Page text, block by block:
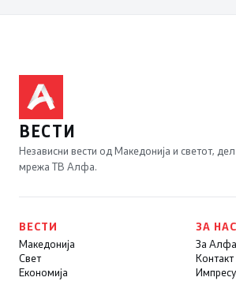
ВЕСТИ
Независни вести од Македонија и светот,
мрежа ТВ Алфа.
ВЕСТИ
Македонија
Свет
Економија
ЗА НАС
За Алфа
Контакт